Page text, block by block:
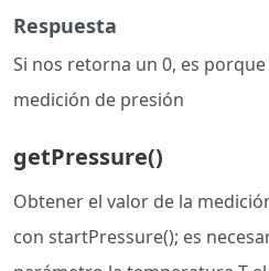
Respuesta
Si nos retorna un 0, es
medición de presión
getPressure()
Obtener el valor de la
con startPressure(); es